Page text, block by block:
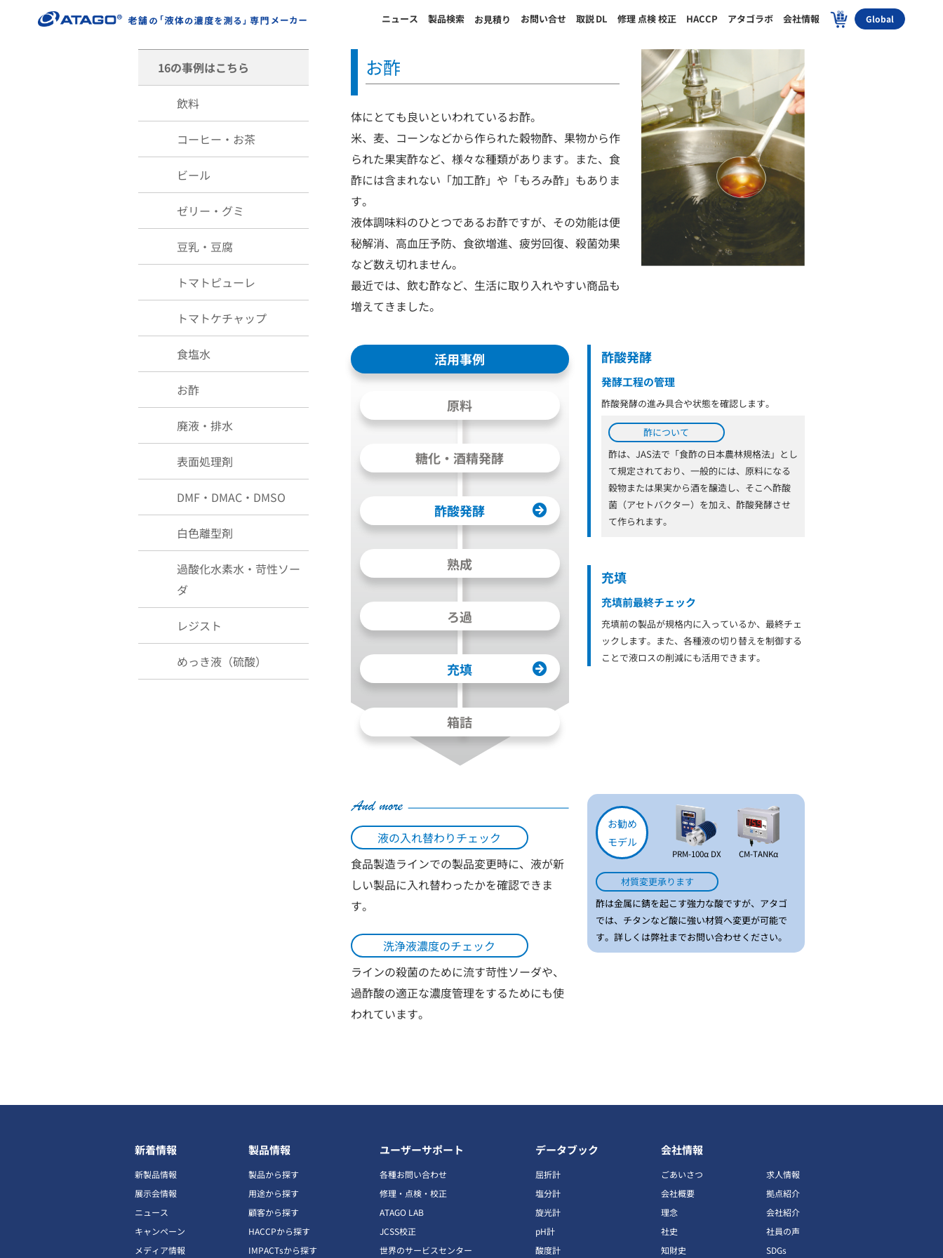
ニュース 製品検索 お見積り お問い合せ 取説DL 修理 点検 校正 HACCP アタゴラボ 会社情報 Global
16の事例はこちら
飲料
コーヒー・お茶
ビール
ゼリー・グミ
豆乳・豆腐
トマトピューレ
トマトケチャップ
食塩水
お酢
廃液・排水
表面処理剤
DMF・DMAC・DMSO
白色離型剤
過酸化水素水・苛性ソー
ダ
レジスト
めっき液（硫酸）
お酢
体にとても良いといわれているお酢。
米、麦、コーンなどから作られた穀物酢、果物から作
られた果実酢など、様々な種類があります。また、食
酢には含まれない「加工酢」や「もろみ酢」もありま
す。
液体調味料のひとつであるお酢ですが、その効能は便
秘解消、高血圧予防、食欲増進、疲労回復、殺菌効果
など数え切れません。
最近では、飲む酢など、生活に取り入れやすい商品も
増えてきました。
活用事例
原料
糖化・酒精発酵
酢酸発酵
熟成
ろ過
充填
箱詰
酢酸発酵
発酵工程の管理
酢酸発酵の進み具合や状態を確認します。
酢について
酢は、JAS法で「食酢の日本農林規格法」とし
て規定されており、一般的には、原料になる
穀物または果実から酒を醸造し、そこへ酢酸
菌（アセトバクター）を加え、酢酸発酵させ
て作られます。
充填
充填前最終チェック
充填前の製品が規格内に入っているか、最終チェ
ックします。また、各種液の切り替えを制御する
ことで液ロスの削減にも活用できます。
液の入れ替わりチェック
食品製造ラインでの製品変更時に、液が新
しい製品に入れ替わったかを確認できま
す。
洗浄液濃度のチェック
ラインの殺菌のために流す苛性ソーダや、
過酢酸の適正な濃度管理をするためにも使
われています。
お勧め
モデル
PRM-100α DX CM-TANKα
材質変更承ります
酢は金属に錆を起こす強力な酸ですが、アタゴ
では、チタンなど酸に強い材質へ変更が可能で
す。詳しくは弊社までお問い合わせください。
新着情報
新製品情報
展示会情報
ニュース
キャンペーン
メディア情報
製品情報
製品から探す
用途から探す
顧客から探す
HACCPから探す
IMPACTsから探す
ユーザーサポート
各種お問い合わせ
修理・点検・校正
ATAGO LAB
JCSS校正
世界のサービスセンター
データブック
屈折計
塩分計
旋光計
pH計
酸度計
会社情報
ごあいさつ
会社概要
理念
社史
知財史
求人情報
拠点紹介
会社紹介
社員の声
SDGs